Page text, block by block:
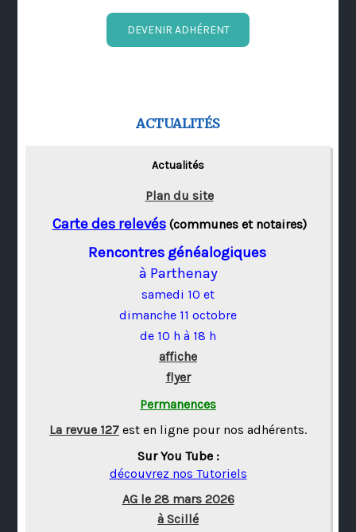
DEVENIR ADHÉRENT
ACTUALITÉS
Actualités
Plan du site
Carte des relevés(communes et notaires)
Rencontres généalogiques
à Parthenay
samedi 10 et
dimanche 11 octobre
de 10 h à 18 h
affiche
flyer
Permanences
La revue 127 est en ligne pour nos adhérents.
Sur You Tube :
découvrez nos Tutoriels
AG le 28 mars 2026
à Scillé